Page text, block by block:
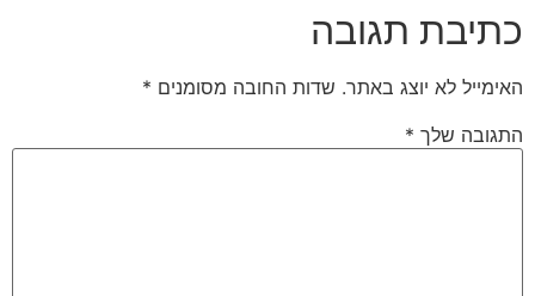
כתיבת תגובה
האימייל לא יוצג באתר. שדות החובה מסומנים *
התגובה שלך *